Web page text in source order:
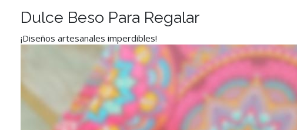
Dulce Beso Para Regalar
¡Diseños artesanales imperdibles!